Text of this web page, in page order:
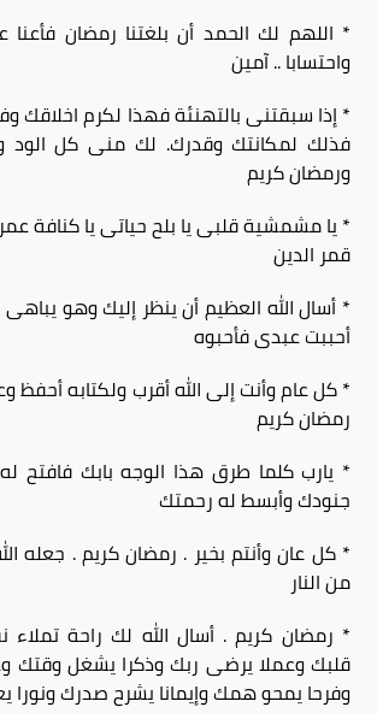
* اللهم لك الحمد أن بلغتنا رمضان فأعنا
واحتسابا .. آمين
* إذا سبقتنى بالتهنئة فهذا لكرم اخلاقك
فذلك لمكانتك وقدرك. لك منى كل الود
ورمضان كريم
* يا مشمشية قلبى يا بلح حياتى يا كنافة
قمر الدين
* أسال الله العظيم أن ينظر إليك وهو
أحببت عبدى فأحبوه
* كل عام وأنت إلى الله أقرب ولكتابه أحفظ
رمضان كريم
* يارب كلما طرق هذا الوجه بابك فافتح
جنودك وأبسط له رحمتك
* كل عان وأنتم بخير . رمضان كريم . جعله
من النار
* رمضان كريم . أسال الله لك راحة
قلبك وعملا يرضى ربك وذكرا يشغل وقتك
وفرحا يمحو همك وإيمانا يشرح صدرك ونورا